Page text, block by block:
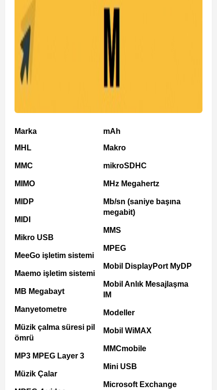
Marka
MHL
MMC
MIMO
MIDP
MIDI
Mikro USB
MeeGo işletim sistemi
Maemo işletim sistemi
MB Megabayt
Manyetometre
Müzik çalma süresi pil
ömrü
MP3 MPEG Layer 3
Müzik Çalar
mAh
Makro
mikroSDHC
MHz Megahertz
Mb/sn (saniye başına
megabit)
MMS
MPEG
Mobil DisplayPort MyDP
Mobil Anlık Mesajlaşma
IM
Modeller
Mobil WiMAX
MMCmobile
Mini USB
Microsoft Exchange